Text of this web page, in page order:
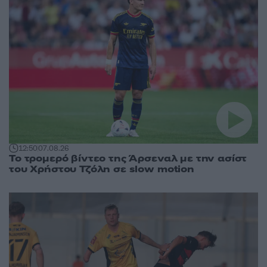
12:5007.08.26
Το τρομερό βίντεο της Άρσεναλ με την ασίστ
του Χρήστου Τζόλη σε slow motion